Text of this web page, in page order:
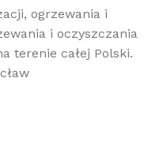
ogrzewania i
i oczyszczania
terenie całej Polski.